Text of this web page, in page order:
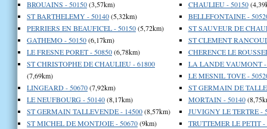
BROUAINS - 50150(3,57km)
ST BARTHELEMY - 50140(5,32km)
PERRIERS EN BEAUFICEL - 50150(5,72km)
GATHEMO - 50150(6,17km)
LE FRESNE PORET - 50850(6,78km)
ST CHRISTOPHE DE CHAULIEU - 61800
(7,69km)
LINGEARD - 50670(7,92km)
LE NEUFBOURG - 50140(8,17km)
ST GERMAIN TALLEVENDE - 14500(8,57km)
ST MICHEL DE MONTJOIE - 50670(9km)
CHAULIEU - 50150
BELLEFONTAINE -
ST SAUVEUR DE
ST CLEMENT
CHERENCE LE
LA LANDE VAUMONT -
LE MESNIL TOVE -
ST GERMAIN DE
MORTAIN - 50140
JUVIGNY LE TERTRE -
TRUTTEMER LE PETIT -